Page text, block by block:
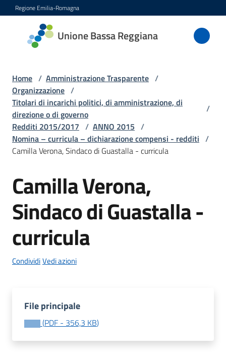
Vai al contenuto
Vai alla navigazione
Vai al footer
Regione Emilia-Romagna
Unione Bassa Reggiana
Unione
Bassa
Amministrazione
Menu selezionato
Novità
Vivere
l'Unione
Tutti
Home / Amministrazione Trasparente /
Organizzazione /
Titolari di incarichi politici, di amministrazione, di
direzione o di governo
/
Redditi 2015/2017 / ANNO 2015 /
Nomina – curricula – dichiarazione compensi - redditi /
Camilla Verona, Sindaco di Guastalla - curricula
Camilla Verona,
Sindaco di Guastalla -
curricula
CondividiVedi azioni
File principale
(PDF - 356,3 KB)